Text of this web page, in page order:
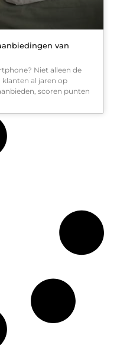
van
Niet alleen de
al jaren op
scoren punten